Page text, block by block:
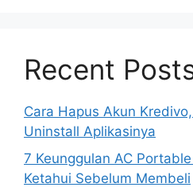
Recent
Cara Hapus Akun
Uninstall Aplikasinya
7 Keunggulan AC
Ketahui Sebelum Membeli